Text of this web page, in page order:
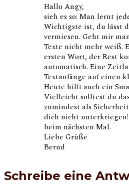
Hallo Angy,
sieh es so: Man lernt
Wichtigste ist, du lässt
vermiesen. Geht mir
Texte nicht mehr weiß.
ersten Wort, der Rest
automatisch. Eine
Textanfänge auf einen
Heute hilft auch ein
Vielleicht solltest du
zumindest als
dich nicht
beim nächsten Mal.
Liebe Grüße
Bernd
Schreibe eine